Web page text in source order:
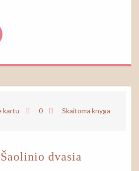
kartu 0 Skaitoma knyga
dvasia